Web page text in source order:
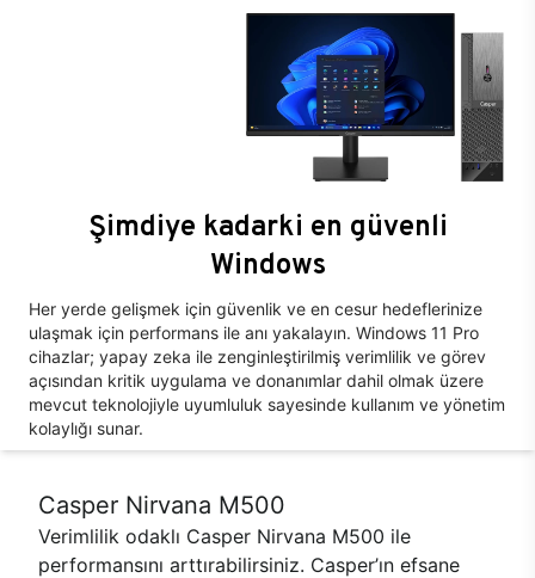
Şimdiye kadarki en güvenli
Windows
Her yerde gelişmek için güvenlik ve en cesur hedeflerinize
ulaşmak için performans ile anı yakalayın. Windows 11 Pro
cihazlar; yapay zeka ile zenginleştirilmiş verimlilik ve görev
açısından kritik uygulama ve donanımlar dahil olmak üzere
mevcut teknolojiyle uyumluluk sayesinde kullanım ve yönetim
kolaylığı sunar.
Casper Nirvana M500
Verimlilik odaklı Casper Nirvana M500 ile
performansını arttırabilirsiniz. Casper’ın efsane